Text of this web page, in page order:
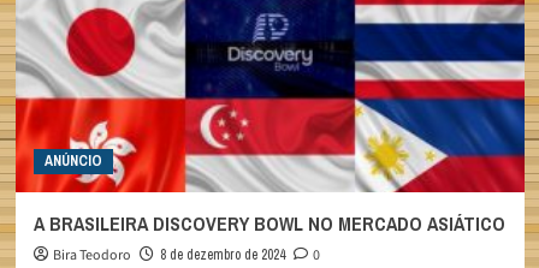
ANÚNCIO
A BRASILEIRA DISCOVERY BOWL NO MERCADO ASIÁTICO
Bira Teodoro 8 de dezembro de 2024
0